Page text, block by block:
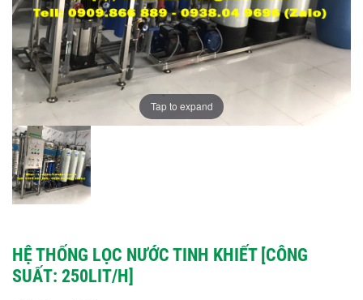
Tap to expand
HỆ THỐNG LỌC NƯỚC TINH KHIẾT [CÔNG
SUẤT: 250LIT/H]